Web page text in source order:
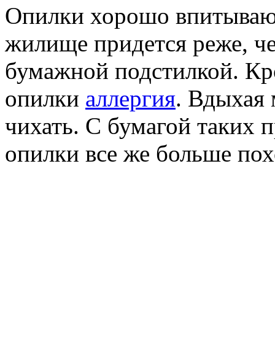
Опилки хорошо
жилище придется реже,
бумажной подстилкой.
опилки аллергия. Вдыхая
чихать. С бумагой таких
опилки все же больше